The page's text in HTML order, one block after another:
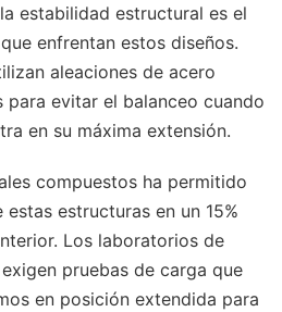
estabilidad estructural es el
enfrentan estos diseños.
aleaciones de acero
para evitar el balanceo cuando
en su máxima extensión.
compuestos ha permitido
estructuras en un 15%
Los laboratorios de
pruebas de carga que
en posición extendida para